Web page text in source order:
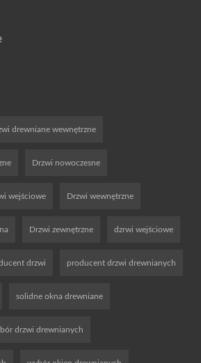
drewniane wewnętrzne
Drzwi nowoczesne
wejściowe Drzwi wewnętrzne
Drzwi zewnętrzne dzrwi wejściowe
drzwi producent drzwi drewnianych
solidne okna drewniane
drzwi drewnianych